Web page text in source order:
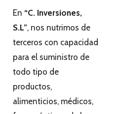
En “C. Inversiones,
S.L”, nos nutrimos de
terceros con capacidad
para el suministro de
todo tipo de
productos,
alimenticios, médicos,